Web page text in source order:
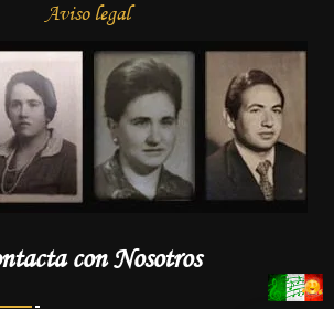
Aviso legal
con Nosotros